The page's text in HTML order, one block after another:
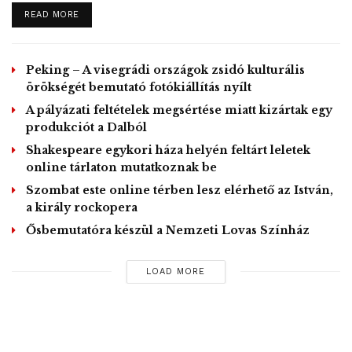
https://www.facebook.com/dekult.nemzeti.osszetartozas/
inken keresztül.
A DekulT Facebook-oldalon Debrecennel és a régióval
kapcsolatos képeket, videókat, írásokat tesznek közzé,
emellett várják a város, valamint a határon inneni és túli
települések lakosságának aktivitását a témához szorosan
kapcsolódó tartalmak megosztásával – zárul a debreceni
városháza közleménye.
MTI – Fotó / DeKulT Facebook oldala
READ MOREDETAILS
Peking – A visegrádi országok zsidó kulturális
örökségét bemutató fotókiállítás nyílt
A pályázati feltételek megsértése miatt kizártak egy
produkciót a Dalból
Shakespeare egykori háza helyén feltárt leletek
online tárlaton mutatkoznak be
Szombat este online térben lesz elérhető az István,
a király rockopera
Ősbemutatóra készül a Nemzeti Lovas Színház
LOAD MORE